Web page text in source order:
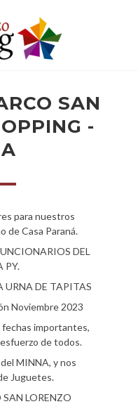
SAN
-
para nuestros
de Casa Paraná.
DEL
PY.
URNA DE TAPITAS
Noviembre 2023
fechas importantes,
de todos.
MINNA, y nos
Juguetes.
LORENZO